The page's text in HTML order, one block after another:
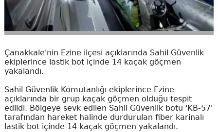
Çanakkale'nin Ezine ilçesi açıklarında Sahil Güvenlik
ekiplerince lastik bot içinde 14 kaçak göçmen
yakalandı.
Sahil Güvenlik Komutanlığı ekiplerince Ezine
açıklarında bir grup kaçak göçmen olduğu tespit
edildi. Bölgeye sevk edilen Sahil Güvenlik botu 'KB-57'
tarafından hareket halinde durdurulan fiber karinalı
lastik bot içinde 14 kaçak göçmen yakalandı.